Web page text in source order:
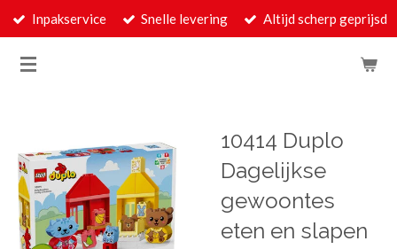
Ga
naar
Inpakservice Snelle levering Altijd scherp geprijsd
10414 Duplo
Dagelijkse
gewoontes
eten en slapen